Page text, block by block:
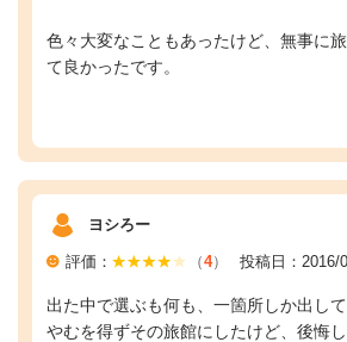
色々大変なこともあったけど、無事に
て良かったです。
ヨシろー
評価： （4） 投稿日：2016/
出た中で選ぶも何も、一箇所しか出し
やむを得ずその旅館にしたけど、後悔し